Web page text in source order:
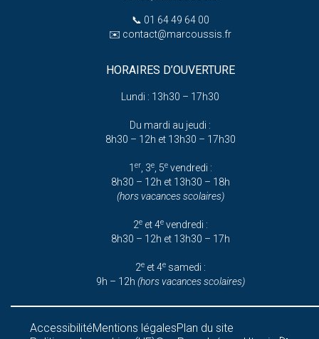
📞 01 64 49 64 00
✉️ contact@marcoussis.fr
HORAIRES D’OUVERTURE
Lundi : 13h30 – 17h30
Du mardi au jeudi :
8h30 – 12h et 13h30 – 17h30
1 er, 3e, 5evendredi :
8h30 – 12h et 13h30 – 18h
(hors vacances scolaires)
2eet 4evendredi :
8h30 – 12h et 13h30 – 17h
2eet 4esamedi :
9h – 12h (hors vacances scolaires)
AccessibilitéMentions légalesPlan du site